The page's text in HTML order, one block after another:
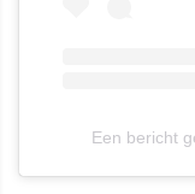
Een bericht